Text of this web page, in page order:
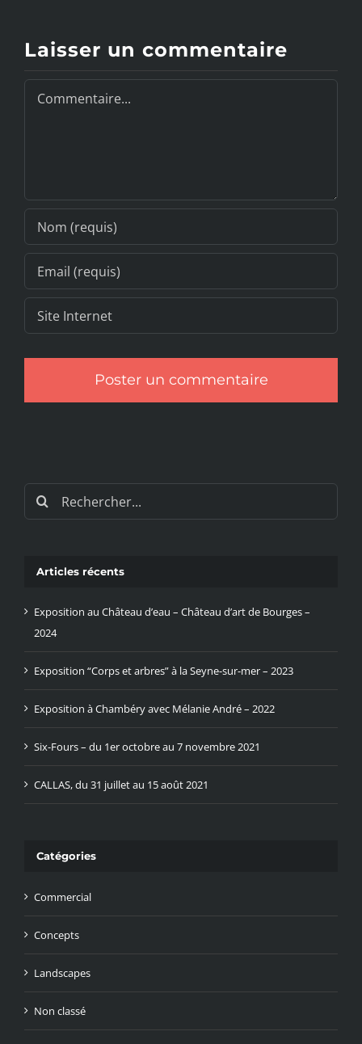
Laisser un commentaire
Rechercher:
Articles récents
Exposition au Château d’eau – Château d’art de Bourges –
2024
Exposition “Corps et arbres” à la Seyne-sur-mer – 2023
Exposition à Chambéry avec Mélanie André – 2022
Six-Fours – du 1er octobre au 7 novembre 2021
CALLAS, du 31 juillet au 15 août 2021
Catégories
Commercial
Concepts
Landscapes
Non classé